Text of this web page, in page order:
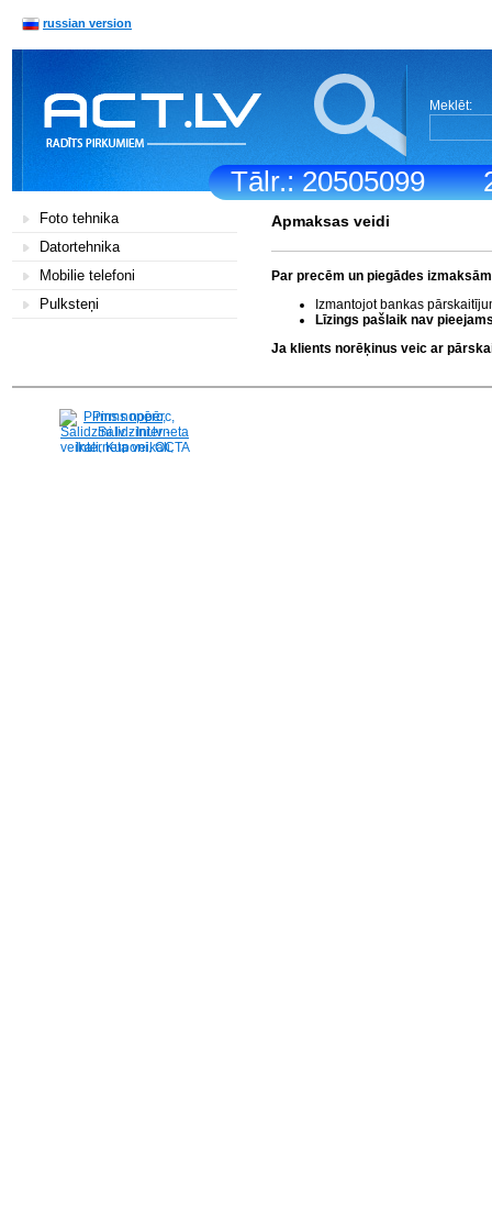
Tālr.: 20505099
russian version
Meklēt:
Foto tehnika
Datortehnika
Mobilie telefoni
Pulksteņi
Apmaksas veidi
Par precēm un piegādes
Izmantojot bankas
Līzings pašlaik nav
Ja klients norēķinus veic ar
Pirms nopērc,
Salidzini.lv - Interneta
veikali, Kuponi, OCTA